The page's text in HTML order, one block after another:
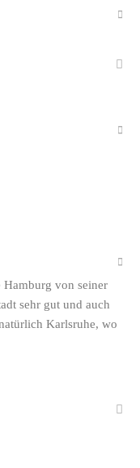
von seiner
sehr gut und auch
Karlsruhe, wo